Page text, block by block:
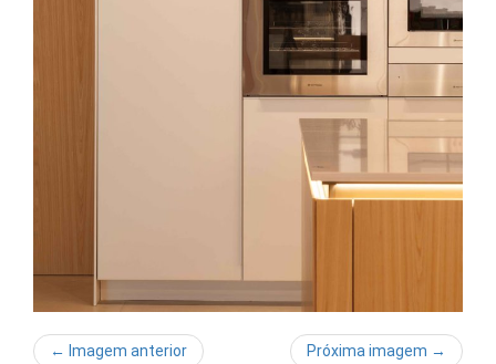
← Imagem anterior Próxima imagem →